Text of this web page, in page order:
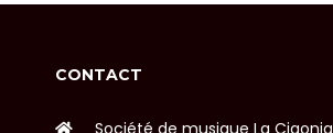
CONTACT
Société de musique La Cigonia